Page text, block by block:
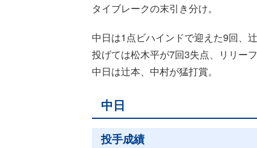
タイブレークの末引き分け。
中日は1点ビハインドで迎えた9回、
投げては松木平が7回3失点、リリー
中日は辻本、中村が猛打賞。
中日
投手成績